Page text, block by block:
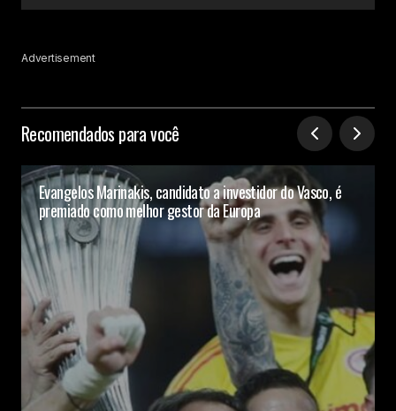
Advertisement
Recomendados para você
Evangelos Marinakis, candidato a investidor do Vasco, é
premiado como melhor gestor da Europa